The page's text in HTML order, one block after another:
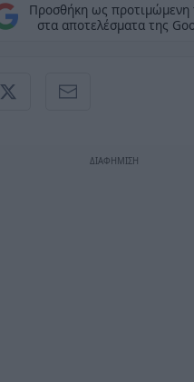
Προσθήκη ως προτιμώμενη
στα αποτελέσματα της